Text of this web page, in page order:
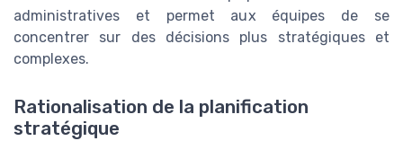
administratives et permet aux équipes de se
concentrer sur des décisions plus stratégiques et
complexes.
Rationalisation de la planification
stratégique